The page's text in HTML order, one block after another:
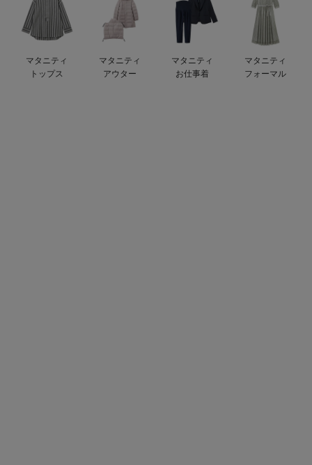
デロンギ
マタニティ
トップス
マタニティ
アウター
マタニティ
お仕事着
マタニティ
フォーマル